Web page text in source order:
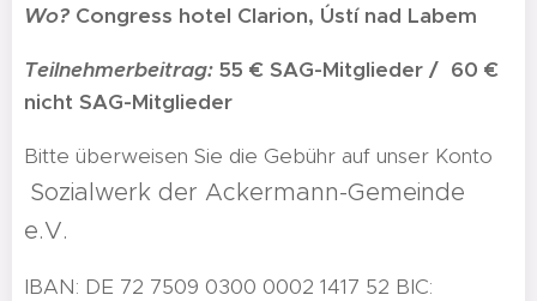
Wo? Congress hotel Clarion, Ústí nad Labem
Teilnehmerbeitrag: 55 € SAG-Mitglieder / 60 €
nicht SAG-Mitglieder
Bitte überweisen Sie die Gebühr auf unser Konto
Sozialwerk der Ackermann-Gemeinde
e.V.
IBAN: DE 72 7509 0300 0002 1417 52 BIC: